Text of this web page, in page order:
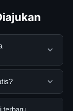
dirancang
oleh
terbaru